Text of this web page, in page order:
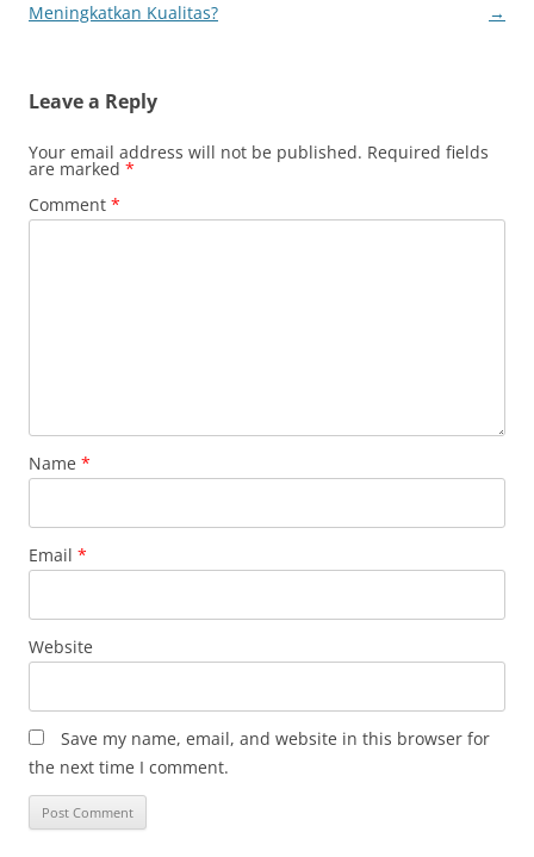
Meningkatkan Kualitas?
→
Leave a Reply
Your email address will not be published. Required fields
are marked *
Comment *
Name *
Email *
Website
Save my name, email, and website in this browser for
the next time I comment.